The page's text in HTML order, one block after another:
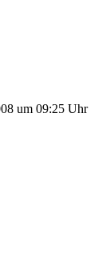
um 09:25 Uhr